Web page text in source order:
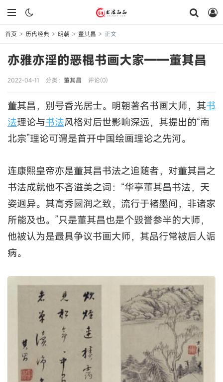
首页 > 历代经典 > 明朝 > 董其昌 > 正文
亦雅亦淫的恶棍书画大家——董其昌
2022-04-11 分类： 董其昌 评论(0)
董其昌，别号香光居士。明朝著名书画大师，其书
法理论与书法风格对后世影响深远，其提出的“南
北宗”理论可谓是首开中国绘画理论之先河。
连康熙皇帝亦是董其昌书法之追随者，对董其昌之
书法成就他不吝溢美之词：“华亭董其昌书法，天
姿迥异。其高秀圆润之致，流行于褚墨间，非诸家
所能及也。”只是董其昌也是个毁誉参半的大师，
他被认为是最具争议书画大师，其品行常被后人诟
病。